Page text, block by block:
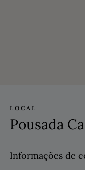
LOCAL
Pousada
Informações de